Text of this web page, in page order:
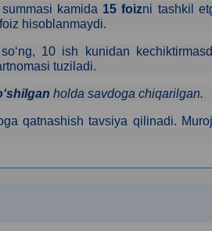
kamida 15 foizni tashkil
hisoblanmaydi.
10 ish kunidan
tuziladi.
holda savdoga chiqarilgan.
qatnashish tavsiya qilinadi.